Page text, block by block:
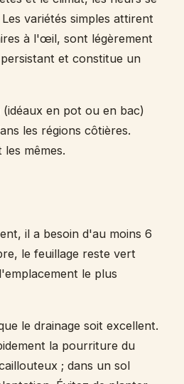
variétés simples attirent
à l'œil, sont légèrement
et constitue un
en pot ou en bac)
les régions côtières.
mêmes.
il a besoin d'au moins 6
le feuillage reste vert
le plus
le drainage soit excellent.
la pourriture du
; dans un sol